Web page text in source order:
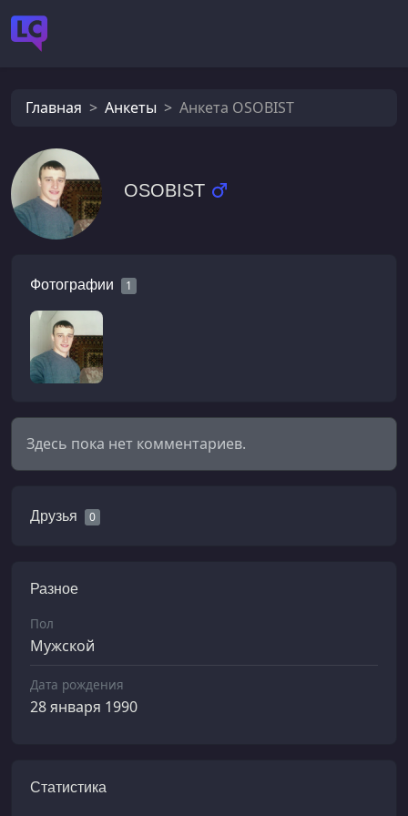
Главная Анкеты Анкета OSOBIST
OSOBIST
Фотографии 1
Здесь пока нет комментариев.
Друзья 0
Разное
Пол
Мужской
Дата рождения
28 января 1990
Статистика